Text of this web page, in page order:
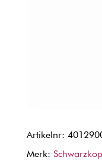
Artikelnr:
Merk: